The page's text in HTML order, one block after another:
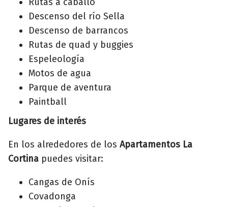
Descenso del río Sella
Descenso de barrancos
Rutas de quad y buggies
Espeleología
Motos de agua
Parque de aventura
Paintball
Lugares de interés
En los alrededores de los Apartamentos La
Cortina puedes visitar:
Cangas de Onís
Covadonga